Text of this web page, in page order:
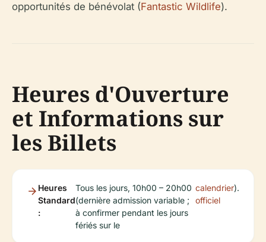
opportunités de bénévolat (Fantastic Wildlife).
Heures d'Ouverture
et Informations sur
les Billets
Heures
Standard
:
Tous les jours, 10h00 – 20h00
(dernière admission variable ;
à confirmer pendant les jours
fériés sur le
calendrier
officiel
).